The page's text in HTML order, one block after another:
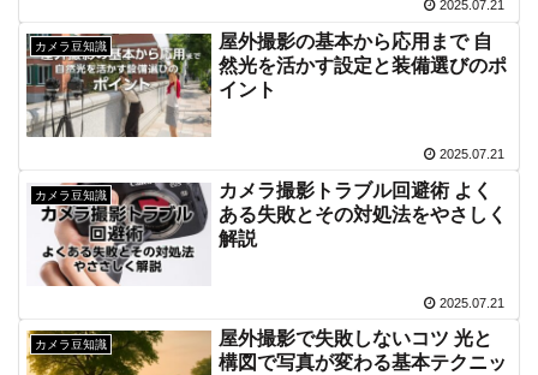
2025.07.21
カメラ豆知識
屋外撮影の基本から応用まで 自
然光を活かす設定と装備選びのポ
イント
2025.07.21
カメラ豆知識
カメラ撮影トラブル回避術 よく
ある失敗とその対処法をやさしく
解説
2025.07.21
カメラ豆知識
屋外撮影で失敗しないコツ 光と
構図で写真が変わる基本テクニッ